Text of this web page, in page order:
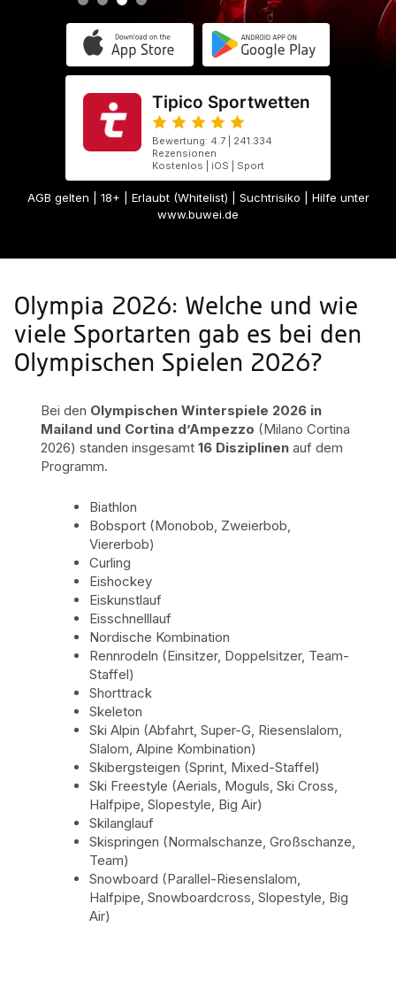
Tipico Sportwetten
Bewertung: 4.7 | 241.334
Rezensionen
Kostenlos | iOS | Sport
AGB gelten | 18+ | Erlaubt (Whitelist) | Suchtrisiko | Hilfe unter
www.buwei.de
Olympia 2026: Welche und wie
viele Sportarten gab es bei den
Olympischen Spielen 2026?
Bei den Olympischen Winterspiele 2026 in
Mailand und Cortina d’Ampezzo (Milano Cortina
2026) standen insgesamt 16 Disziplinen auf dem
Programm.
Biathlon
Bobsport (Monobob, Zweierbob,
Viererbob)
Curling
Eishockey
Eiskunstlauf
Eisschnelllauf
Nordische Kombination
Rennrodeln (Einsitzer, Doppelsitzer, Team-
Staffel)
Shorttrack
Skeleton
Ski Alpin (Abfahrt, Super-G, Riesenslalom,
Slalom, Alpine Kombination)
Skibergsteigen (Sprint, Mixed-Staffel)
Ski Freestyle (Aerials, Moguls, Ski Cross,
Halfpipe, Slopestyle, Big Air)
Skilanglauf
Skispringen (Normalschanze, Großschanze,
Team)
Snowboard (Parallel-Riesenslalom,
Halfpipe, Snowboardcross, Slopestyle, Big
Air)